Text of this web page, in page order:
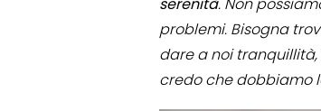
serenità. Non
problemi. Bisogna
dare a noi
credo che dobbiamo